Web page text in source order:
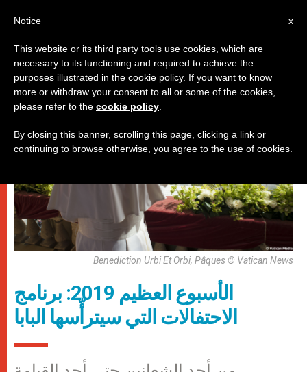
باباوات
Benediction Urbi Et Orbi, Pâques © Vatican News
الأسبوع العظيم 2019: برنامج
الاحتفالات التي سيترأّسها البابا
x
Notice
This website or its third party tools use cookies, which are
necessary to its functioning and required to achieve the
purposes illustrated in the cookie policy. If you want to know
more or withdraw your consent to all or some of the cookies,
please refer to the cookie policy
By closing this banner, scrolling this page, clicking a link or
continuing to browse otherwise, you agree to the use of cookies.